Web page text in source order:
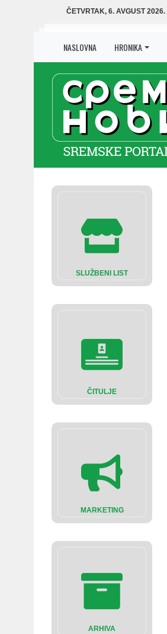
ČETVRTAK, 6. AVGUST 2026.
NASLOVNA HRONIKA
SLUŽBENI LIST
ČITULJE
MARKETING
ARHIVA